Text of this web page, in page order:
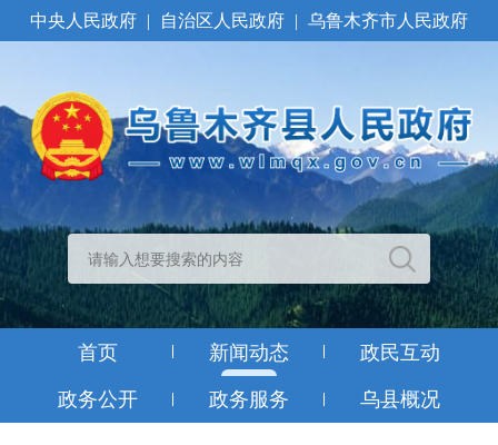
中央人民政府 | 自治区人民政府 | 乌鲁木齐市人民政府
首页 新闻动态 政民互动
政务公开 政务服务 乌县概况